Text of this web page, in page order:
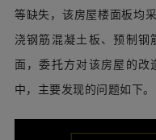
等缺失，该房屋楼面板均
浇钢筋混凝土板、预制钢
面，委托方对该房屋的改
中，主要发现的问题如下。